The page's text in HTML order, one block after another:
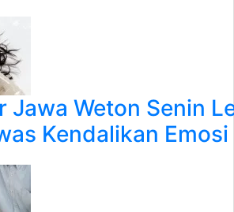
Jawa Weton Senin
Kendalikan Emosi